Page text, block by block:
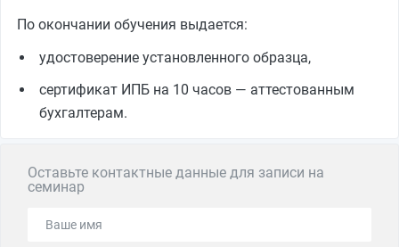
По окончании обучения выдается:
удостоверение установленного образца,
сертификат ИПБ на 10 часов — аттестованным
бухгалтерам.
Оставьте контактные данные для записи на
семинар